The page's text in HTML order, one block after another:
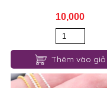
10,000
Thêm vào giỏ